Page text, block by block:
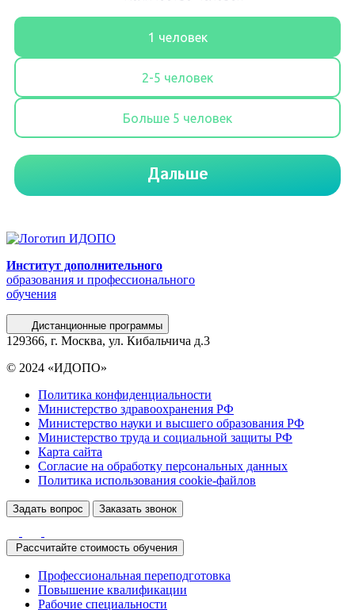
Институт дополнительного
образования и профессионального
обучения
Дистанционные программы
129366, г. Москва, ул. Кибальчича д.3
© 2024 «ИДОПО»
Политика конфиденциальности
Министерство здравоохранения РФ
Министерство науки и высшего образования РФ
Министерство труда и социальной защиты РФ
Карта сайта
Согласие на обработку персональных данных
Политика использования сookie-файлов
Задать вопрос Заказать звонок
Рассчитайте стоимость обучения
Профессиональная переподготовка
Повышение квалификации
Рабочие специальности